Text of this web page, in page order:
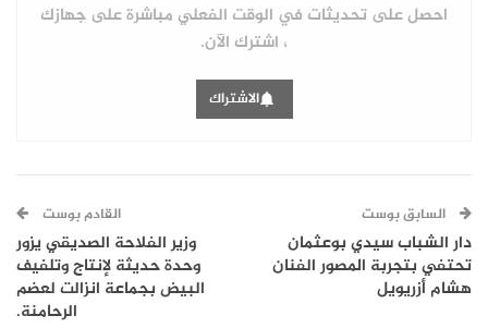
احصل على تحديثات في الوقت الفعلي مباشرة على جهازك
، اشترك الآن.
الاشتراك
السابق بوست
دار الشباب سيدي بوعثمان
تحتفي بتجربة المصور الفنان
هشام أزريويل
القادم بوست
وزير الفلاحة الصديقي يزور
وحدة حديثة لإنتاج وتلفيف
البيض بجماعة انزالت لعضم
الرحامنة.